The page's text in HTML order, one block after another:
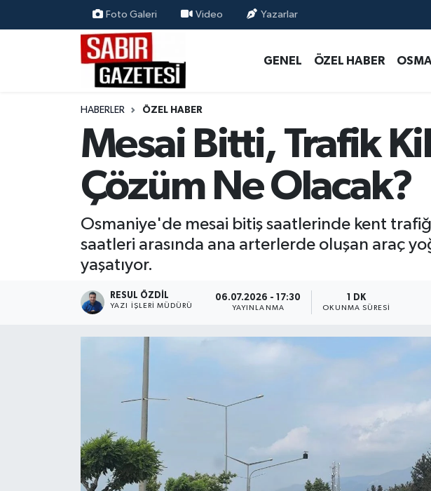
Foto Galeri Video Yazarlar
GENEL ÖZEL HABER
HABERLER ÖZEL HABER
Mesai Bitti, Trafik
Çözüm Ne Olacak?
Osmaniye'de mesai bitiş saatlerinde kent
saatleri arasında ana arterlerde oluşan araç
yaşatıyor.
RESUL ÖZDIL
YAZI İŞLERI MÜDÜRÜ
06.07.2026 - 17:30
YAYINLANMA
1 DK
OKUNMA SÜRESI
ÖZEL HABER
MAGAZİN
EKONOMİ
RESMİ İLANLAR
Osmaniye Nöbetçi Eczaneler
Osmaniye Hava Durumu
Osmaniye Trafik Yoğunluk Haritası
Süper Lig Puan Durumu ve Fikstür
Tüm Manşetler
Son Dakika Haberleri
Haber Arşivi